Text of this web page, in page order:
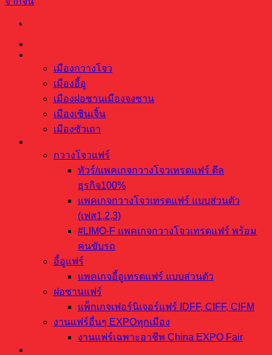
เมืองกวางโจว
เมืองอี้อู
เมืองฝอซานเมืองจงซาน
เมืองเซินเจิ้น
เมืองซัวเถา
กวางโจวแฟร์
ทัวร์/แพคเกจกวางโจวเทรดแฟร์ ดีล
ธุรกิจ100%
แพคเกจกวางโจวเทรดแฟร์ แบบส่วนตัว
(เฟส1,2,3)
#LIMO-F แพคเกจกวางโจวเทรดแฟร์ พร้อม
คนขับรถ
อี้อูแฟร์
แพคเกจอี้อูเทรดแฟร์ แบบส่วนตัว
ฝอซานแฟร์
แพ็กเกจเฟอร์นิเจอร์แฟร์ IDFF, CIFF, CIFM
งานแฟร์อื่นๆ EXPOทุกเมือง
งานแฟร์เฉพาะอาชีพ China EXPO Fair
เฟอร์นิเจอร์จากจีน